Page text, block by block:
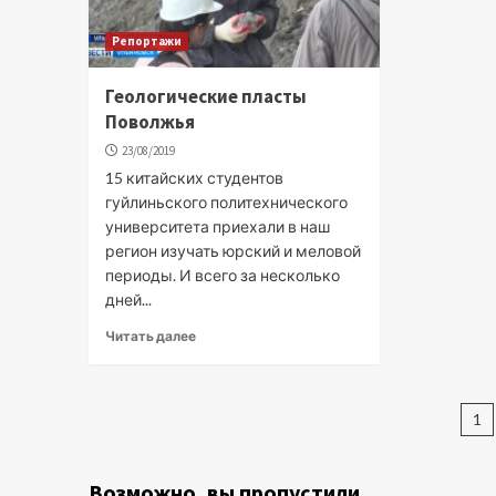
Репортажи
Геологические пласты
Поволжья
23/08/2019
15 китайских студентов
гуйлиньского политехнического
университета приехали в наш
регион изучать юрский и меловой
периоды. И всего за несколько
дней...
Читать далее
1